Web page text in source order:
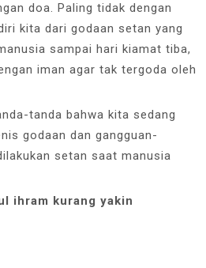
doa. Paling tidak dengan
kita dari godaan setan yang
sampai hari kiamat tiba,
iman agar tak tergoda oleh
tanda bahwa kita sedang
godaan dan gangguan-
setan saat manusia
ihram kurang yakin